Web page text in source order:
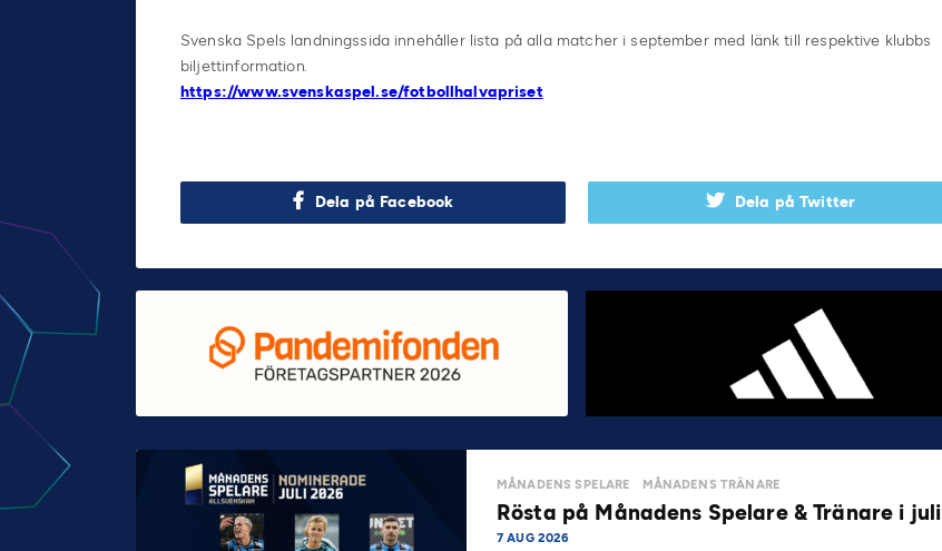
Svenska Spels landningssida innehåller lista på alla matcher i september med länk till respektive klubbs
biljettinformation.
https://www.svenskaspel.se/fotbollhalvapriset
Dela på Facebook Dela på Twitter
MÅNADENS SPELARE MÅNADENS TRÄNARE
Rösta på Månadens Spelare & Tränare i juli
7 AUG 2026